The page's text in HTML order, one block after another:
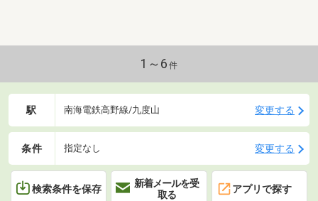
1～6 件
駅 南海電鉄高野線/九度山 変更する
条件 指定なし 変更する
検索条件を保存
新着メールを受
取る
アプリで探す